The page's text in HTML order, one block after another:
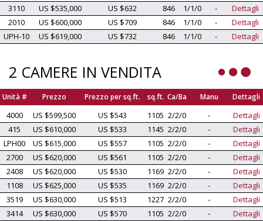
3110 US $535,000 US $632 846 1/1/0 -
Dettagli
2010
US $600,000 US $709 846 1/1/0 -
Dettagli
UPH-10
US $619,000 US $732 846 1/1/0 - Dettagli
2 CAMERE IN VENDITA
Unità # Prezzo Prezzo per sq.ft. sq.ft. Ca/Ba Manu Dettagli
4000 US $599,500 US $543 1105 2/2/0 -
Dettagli
415
US $610,000 US $533 1145 2/2/0 -
Dettagli
LPH00
US $615,000 US $557 1105 2/2/0 -
Dettagli
2700
US $620,000 US $561 1105 2/2/0 -
Dettagli
2408
US $620,000 US $530 1169 2/2/0 -
Dettagli
1108
US $625,000 US $535 1169 2/2/0 -
Dettagli
3519
US $630,000 US $513 1227 2/2/0 -
Dettagli
3414
US $630,000 US $570 1105 2/2/0 -
Dettagli